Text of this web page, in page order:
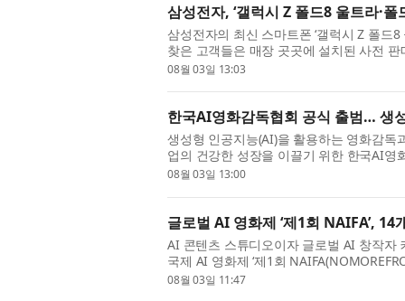
삼성전자, ‘갤럭시 Z 폴드8 울트라·
삼성전자의 최신 스마트폰 ‘갤럭시 Z 폴드
찾은 고객들은 매장 곳곳에 설치된 사전 판
폴드8·플립8’의 새로운 디자인과 기능 등
08월 03일 13:03
한국AI영화감독협회 공식 출범… 생
생성형 인공지능(AI)을 활용하는 영화감
업의 건강한 성장을 이끌기 위한 한국AI
KAIFD, )가 공식 출범했다. 한국AI영화감
08월 03일 13:00
글로벌 AI 영화제 ‘제1회 NAIFA’,
AI 콘텐츠 스튜디오이자 글로벌 AI 창작자
국제 AI 영화제 ‘제1회
을 성황리에 마무리했다. 제1회 NAIFA에
08월 03일 11:47